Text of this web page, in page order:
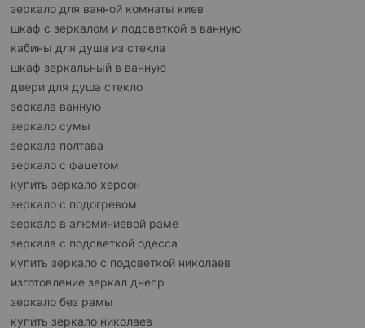
зеркало для ванной комнаты киев
шкаф с зеркалом и подсветкой в ванную
кабины для душа из стекла
шкаф зеркальный в ванную
двери для душа стекло
зеркала ванную
зеркало сумы
зеркала полтава
зеркало с фацетом
купить зеркало херсон
зеркало с подогревом
зеркало в алюминиевой раме
зеркала с подсветкой одесса
купить зеркало с подсветкой николаев
изготовление зеркал днепр
зеркало без рамы
купить зеркало николаев